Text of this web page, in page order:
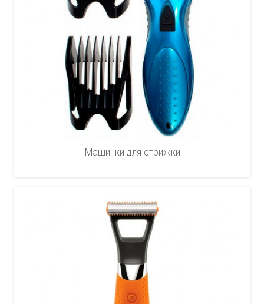
Машинки для стрижки